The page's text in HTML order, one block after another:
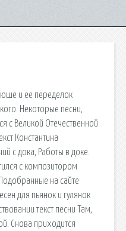
и ее переделок
Некоторые песни,
с Великой Отечественной
Константина
с дока, Работы в доке.
с композитором
на сайте
для пьянок и гулянок
текст песни Там,
Снова приходится